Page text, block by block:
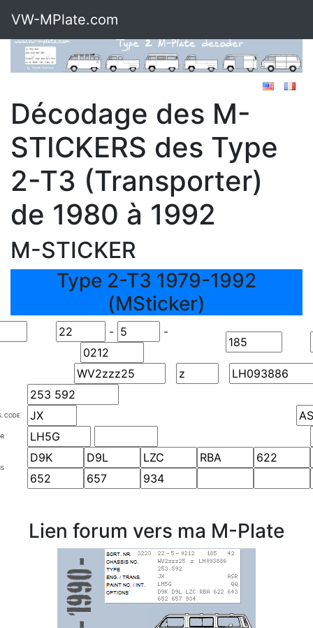
VW-MPlate.com
Décodage des M-
STICKERS des Type
2-T3 (Transporter)
de 1980 à 1992
M-STICKER
Type 2-T3 1979-1992
(MSticker)
- -
CODE
Lien forum vers ma M-Plate